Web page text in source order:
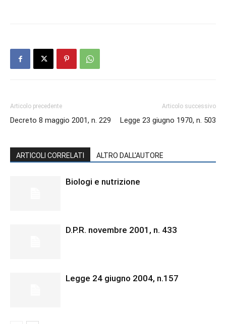
Articolo precedente
Decreto 8 maggio 2001, n. 229
Articolo successivo
Legge 23 giugno 1970, n. 503
ARTICOLI CORRELATI ALTRO DALL'AUTORE
Biologi e nutrizione
D.P.R. novembre 2001, n. 433
Legge 24 giugno 2004, n.157